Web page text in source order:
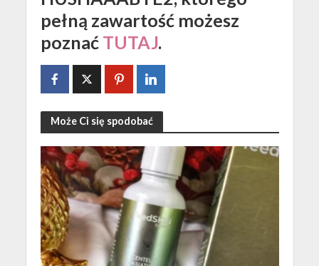
pełną zawartość możesz
poznaćTUTAJ.
Może Ci się spodobać